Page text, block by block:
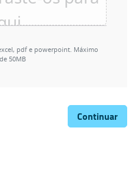
pdf e powerpoint. Máximo
50MB